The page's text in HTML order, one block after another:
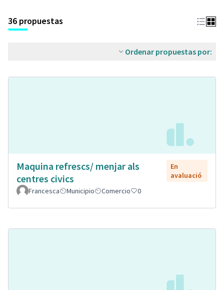
36 propuestas
Ordenar propuestas por:
Maquina refrescs/ menjar als
centres civics
En
avaluació
Francesca
Municipio Comercio 0